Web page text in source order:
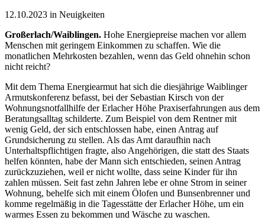
12.10.2023 in Neuigkeiten
Großerlach/Waiblingen. Hohe Energiepreise machen vor allem
Menschen mit geringem Einkommen zu schaffen. Wie die
monatlichen Mehrkosten bezahlen, wenn das Geld ohnehin schon
nicht reicht?
Mit dem Thema Energiearmut hat sich die diesjährige Waiblinger
Armutskonferenz befasst, bei der Sebastian Kirsch von der
Wohnungsnotfallhilfe der Erlacher Höhe Praxiserfahrungen aus dem
Beratungsalltag schilderte. Zum Beispiel von dem Rentner mit
wenig Geld, der sich entschlossen habe, einen Antrag auf
Grundsicherung zu stellen. Als das Amt daraufhin nach
Unterhaltspflichtigen fragte, also Angehörigen, die statt des Staats
helfen könnten, habe der Mann sich entschieden, seinen Antrag
zurückzuziehen, weil er nicht wollte, dass seine Kinder für ihn
zahlen müssen. Seit fast zehn Jahren lebe er ohne Strom in seiner
Wohnung, behelfe sich mit einem Ölofen und Bunsenbrenner und
komme regelmäßig in die Tagesstätte der Erlacher Höhe, um ein
warmes Essen zu bekommen und Wäsche zu waschen.